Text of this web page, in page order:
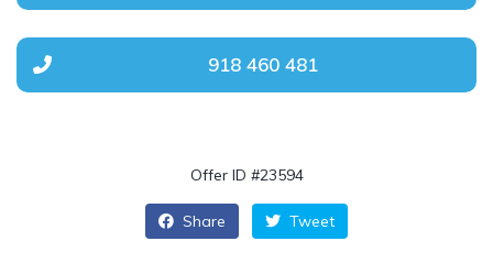
918 460 481
Offer ID #23594
Share Tweet